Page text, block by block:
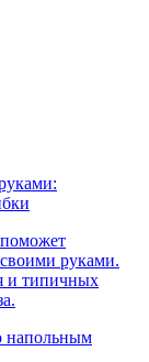
руками.
и типичных
напольным